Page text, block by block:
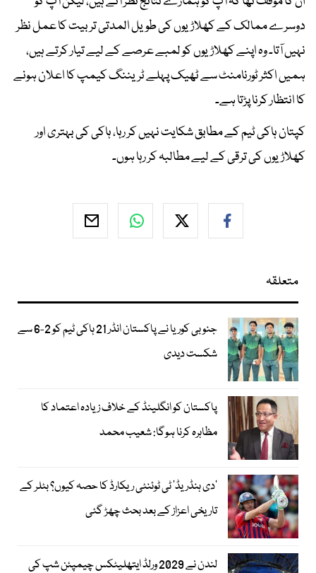
دوسرے ممالک کے کھلاڑیوں کی طویل المدتی تربیت کا عمل نظر
نہیں آتا۔ وہ اپنے کھلاڑیوں کو لمبے عرصے کے لیے تیار کرتے ہیں،
ہمیں اکثر ٹورنامنٹ سے ٹھیک پہلے ٹریننگ کیمپ کا اعلان ہونے
کا انتظار کرنا پڑتا ہے۔
کپتان ہاکی ٹیم کے مطابق شکایت نہیں کر رہا، ہاکی کی بہتری اور
کھلاڑیوں کی ترقی کے لیے مطالبہ کر رہا ہوں۔
متعلقہ
جنوبی کوریا نے پاکستان انڈر 21 ہاکی ٹیم کو 2-6 سے
شکست دیدی
پاکستان کو انگلینڈ کے خلاف زیادہ اعتماد کا
مظاہرہ کرنا ہوگا: شعیب محمد
’دی ہنڈریڈ‘ ٹی ٹوئنٹی ریکارڈ کا حصہ کیوں؟ بٹلر کے
تاریخی اعزاز کے بعد بحث چھڑ گئی
لندن نے 2029 ورلڈ ایتھلیٹکس چیمپئن شپ کی